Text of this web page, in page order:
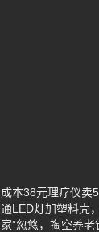
成本38元理疗仪卖
通LED灯加塑料壳
家”忽悠，掏空养